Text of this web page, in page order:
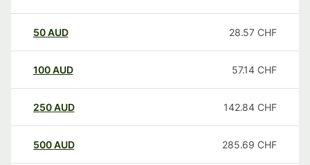
50AUD 28.57 CHF
100AUD 57.14 CHF
250AUD 142.84 CHF
500AUD 285.69 CHF